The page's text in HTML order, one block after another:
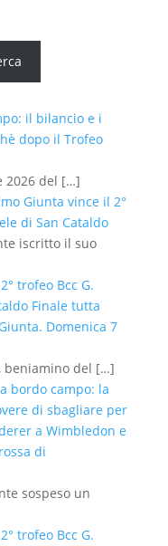
il bilancio e i
dopo il Trofeo
2026 del […]
Giunta vince il 2°
di San Cataldo
iscritto il suo
trofeo Bcc G.
Finale tutta
Domenica 7
beniamino del […]
bordo campo: la
di sbagliare per
a Wimbledon e
di
sospeso un
trofeo Bcc G.